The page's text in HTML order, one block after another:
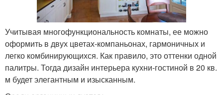
Учитывая многофункциональность комнаты, ее можно
оформить в двух цветах-компаньонах, гармоничных и
легко комбинирующихся. Как правило, это оттенки одной
палитры. Тогда дизайн интерьера кухни-гостиной в 20 кв.
м будет элегантным и изысканным.